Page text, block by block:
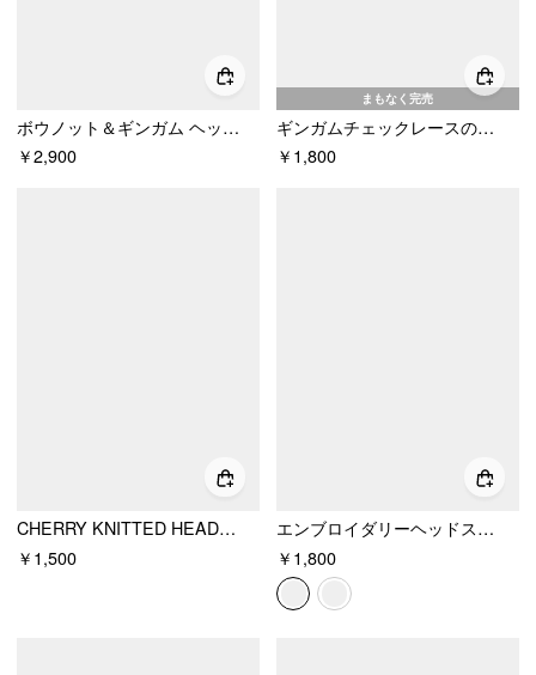
ボウノット＆ギンガム ヘッドスカーフ ベースボールキャップ
￥2,900
まもなく完売
ギンガムチェックレースのヘッドスカーフ
￥1,800
CHERRY KNITTED HEADSCARF
￥1,500
エンブロイダリーヘッドスカーフ
￥1,800